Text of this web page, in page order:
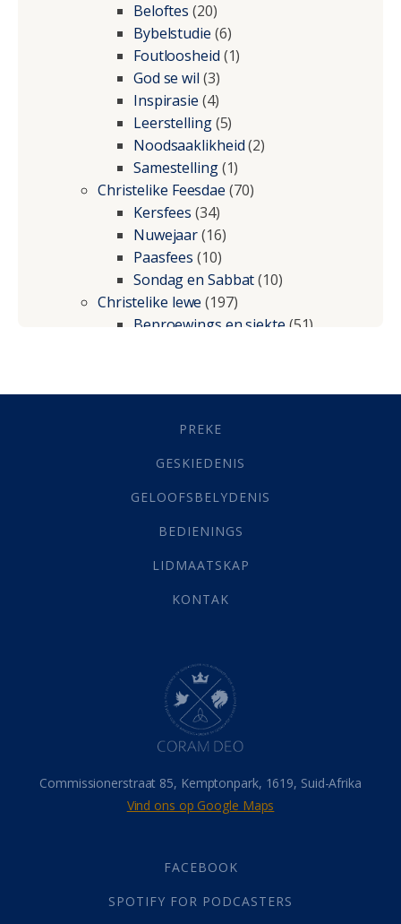
Beloftes (20)
Bybelstudie (6)
Foutloosheid (1)
God se wil (3)
Inspirasie (4)
Leerstelling(5)
Noodsaaklikheid(2)
Samestelling(1)
Christelike Feesdae (70)
Kersfees (34)
Nuwejaar(16)
Paasfees (10)
Sondag en Sabbat(10)
Christelike lewe (197)
Beproewings en siekte(51)
Geestelike Groei(10)
(21)
Grys Areas(4)
Lewensdoel(3)
Selfondersoek(1)
Werk(22)
(142)
Hemel (31)
Israel (14)
Millennium(1)
Oordeelsdag(19)
Verheerlikte liggaam
Wederkoms
(27)
Gebed(87)
Die Onse Vader(12)
God(392)
PREKE
GESKIEDENIS
GELOOFSBELYDENIS
BEDIENINGS
LIDMAATSKAP
KONTAK
Commissionerstraat 85, Kemptonpark, 1619, Suid-Afrika
Vind ons op Google Maps
FACEBOOK
SPOTIFY FOR PODCASTERS